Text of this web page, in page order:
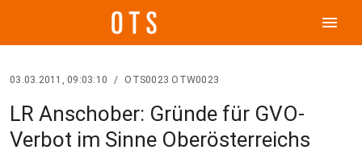
menu
03.03.2011, 09:03:10 / OTS0023 OTW0023
LR Anschober: Gründe für GVO-
Verbot im Sinne Oberösterreichs